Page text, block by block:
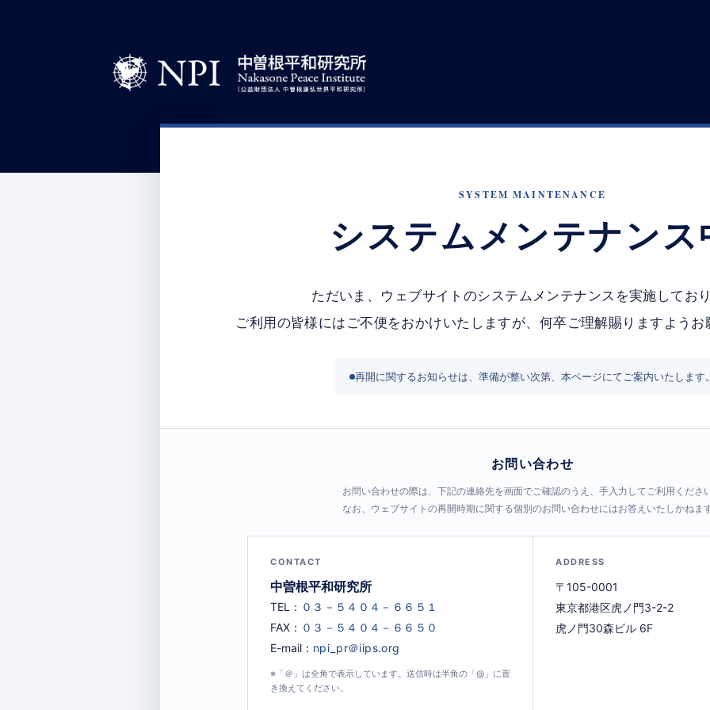
SYSTEM MAINTENANCE
システムメンテナンス
ただいま、ウェブサイトのシステムメンテナンスを実施しており
ご利用の皆様にはご不便をおかけいたしますが、何卒ご理解賜りますようお
再開に関するお知らせは、準備が整い次第、本ページにてご案内いたします。
お問い合わせ
お問い合わせの際は、下記の連絡先を画面でご確認のうえ、手入力してご利用ください
なお、ウェブサイトの再開時期に関する個別のお問い合わせにはお答えいたしかねます
CONTACT
中曽根平和研究所
TEL：
FAX：
E-mail：
※「＠」は全角で表示しています。送信時は半角の「@」に置
き換えてください。
ADDRESS
〒105-0001
東京都港区虎ノ門3-2-2
虎ノ門30森ビル 6F